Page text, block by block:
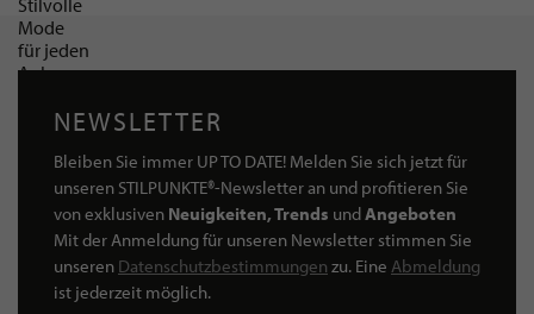
NEWSLETTER
Bleiben Sie immer UP TO DATE! Melden Sie sich jetzt für
unseren STILPUNKTE®-Newsletter an und profitieren Sie
von exklusiven Neuigkeiten, Trends undAngeboten
Mit der Anmeldung für unseren Newsletter stimmen Sie
unseren Datenschutzbestimmungen zu. Eine Abmeldung
ist jederzeit möglich.